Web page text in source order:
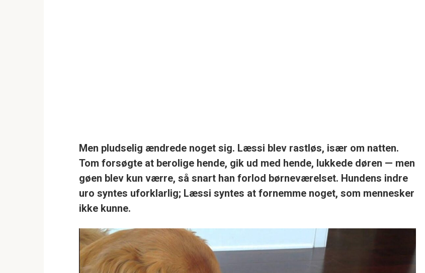
Men pludselig ændrede noget sig. Læssi blev rastløs, især om natten.
Tom forsøgte at berolige hende, gik ud med hende, lukkede døren — men
gøen blev kun værre, så snart han forlod børneværelset. Hundens indre
uro syntes uforklarlig; Læssi syntes at fornemme noget, som mennesker
ikke kunne.